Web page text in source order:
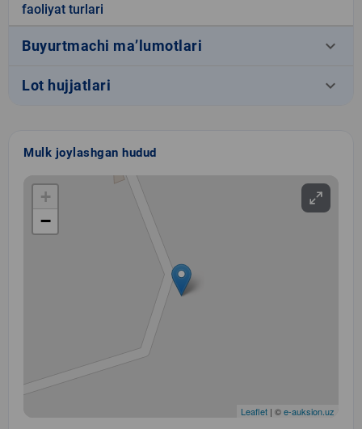
faoliyat turlari
Buyurtmachi ma’lumotlari keyboard_arrow_down
Lot hujjatlari keyboard_arrow_down
Mulk joylashgan hudud
+
−
Leaflet | ©e-auksion.uz